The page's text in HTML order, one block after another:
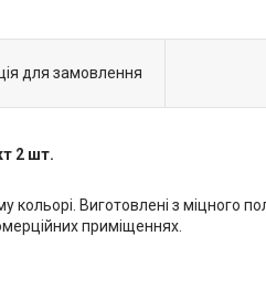
для замовлення
2 шт.
кольорі. Виготовлені з міцного
приміщеннях.